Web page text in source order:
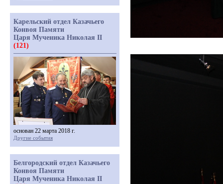
Карельский отдел Казачьего
Конвоя Памяти
Царя Мученика Николая II
(121)
основан 22 марта 2018 г.
Другие события
Белгородский отдел Казачьего
Конвоя Памяти
Царя Мученика Николая II